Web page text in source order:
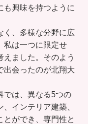
も興味を持つように
く、多様な分野に広
私は一つに限定せ
ました。そのよう
出会ったのが北翔大
では、異なる5つの
インテリア建築、
とができ、専門性と